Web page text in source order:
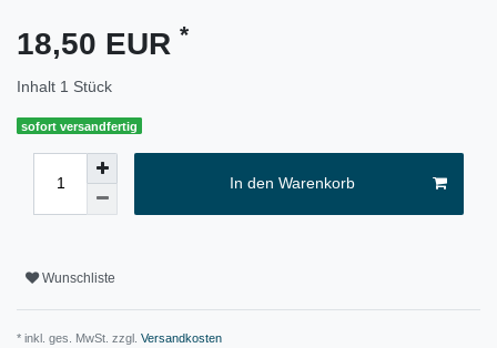
18,50 EUR *
Inhalt 1 Stück
sofort versandfertig
In den Warenkorb
Wunschliste
* inkl. ges. MwSt. zzgl. Versandkosten